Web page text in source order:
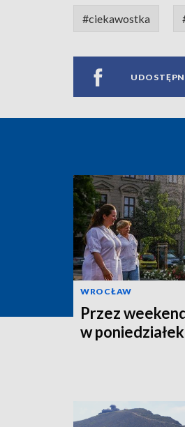
#ciekawostka
WROCŁAW
Przez
w